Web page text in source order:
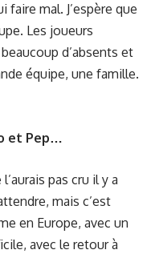
faire mal. J’espère que
Les joueurs
d’absents et
équipe, une famille.
et Pep…
pas cru il y a
mais c’est
en Europe, avec un
avec le retour à